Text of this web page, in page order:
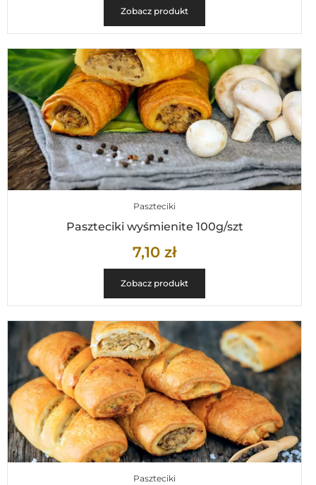
Zobacz produkt
Paszteciki
Paszteciki wyśmienite 100g/szt
7,10 zł
Zobacz produkt
Paszteciki